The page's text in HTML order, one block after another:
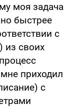
моя задача
быстрее
с
из своих
приходил
с